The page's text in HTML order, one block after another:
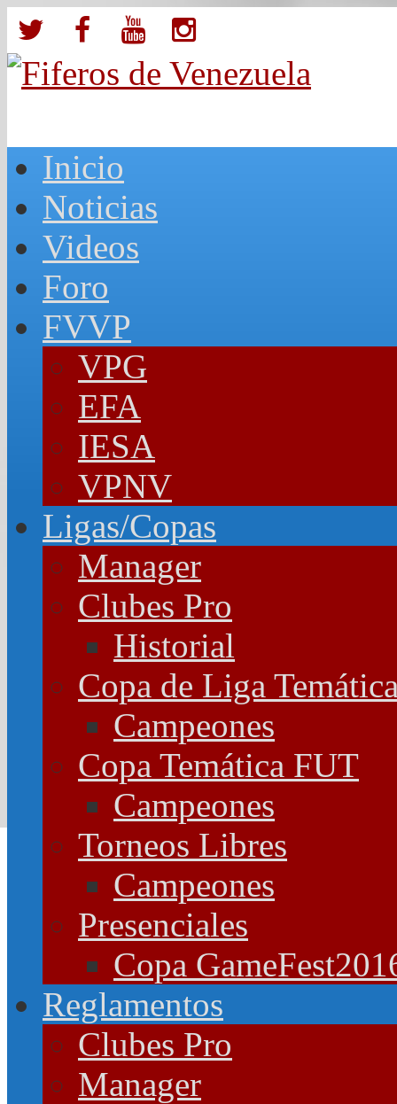
Inicio
Noticias
Videos
Foro
FVVP
VPG
EFA
IESA
VPNV
Ligas/Copas
Manager
Clubes Pro
Historial
Copa de Liga
Campeones
Copa Temática FUT
Campeones
Torneos Libres
Campeones
Presenciales
Copa
Reglamentos
Clubes Pro
Manager